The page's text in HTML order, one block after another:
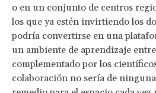
o en un conjunto de centros
los que ya estén invirtiendo los
podría convertirse en una
un ambiente de aprendizaje
complementado por los
colaboración no sería de